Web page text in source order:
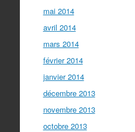
mai 2014
avril 2014
mars 2014
février 2014
janvier 2014
décembre 2013
novembre 2013
octobre 2013